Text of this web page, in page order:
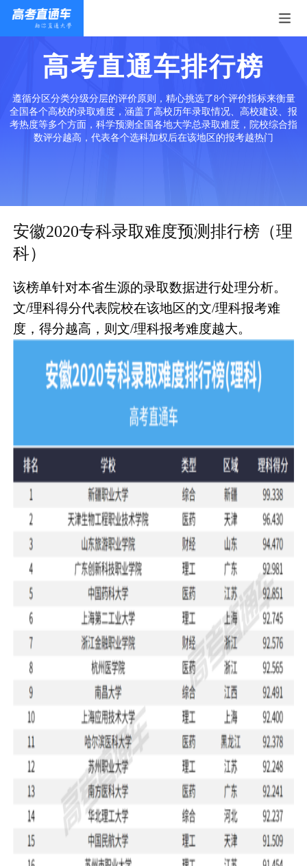
高考直通车排行榜
遵循分区分类分级分层的评价原则，精心挑选了8个评价指标来衡量
全国各个高校的录取难度，涵盖了高校历年录取情况、高校建设、报
考热度等多个方面，科学预测全国各地大学总录取难度，院校综合指
数评分越高，代表各个选科加权后在该地区的报考越热门
安徽2020专科录取难度预测排行榜（理
科）
该榜单针对本省生源的录取数据进行处理分析。
文/理科得分代表院校在该地区的文/理科报考难
度，得分越高，则文/理科报考难度越大。